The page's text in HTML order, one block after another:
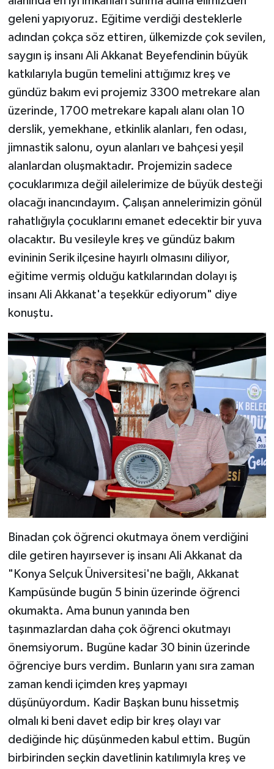
geleni yapıyoruz. Eğitime verdiği desteklerle
adından çokça söz ettiren, ülkemizde çok sevilen,
saygın iş insanı Ali Akkanat Beyefendinin büyük
katkılarıyla bugün temelini attığımız kreş ve
gündüz bakım evi projemiz 3300 metrekare alan
üzerinde, 1700 metrekare kapalı alanı olan 10
derslik, yemekhane, etkinlik alanları, fen odası,
jimnastik salonu, oyun alanları ve bahçesi yeşil
alanlardan oluşmaktadır. Projemizin sadece
çocuklarımıza değil ailelerimize de büyük desteği
olacağı inancındayım. Çalışan annelerimizin gönül
rahatlığıyla çocuklarını emanet edecektir bir yuva
olacaktır. Bu vesileyle kreş ve gündüz bakım
evininin Serik ilçesine hayırlı olmasını diliyor,
eğitime vermiş olduğu katkılarından dolayı iş
insanı Ali Akkanat'a teşekkür ediyorum" diye
konuştu.
Binadan çok öğrenci okutmaya önem verdiğini
dile getiren hayırsever iş insanı Ali Akkanat da
"Konya Selçuk Üniversitesi'ne bağlı, Akkanat
Kampüsünde bugün 5 binin üzerinde öğrenci
okumakta. Ama bunun yanında ben
taşınmazlardan daha çok öğrenci okutmayı
önemsiyorum. Bugüne kadar 30 binin üzerinde
öğrenciye burs verdim. Bunların yanı sıra zaman
zaman kendi içimden kreş yapmayı
düşünüyordum. Kadir Başkan bunu hissetmiş
olmalı ki beni davet edip bir kreş olayı var
dediğinde hiç düşünmeden kabul ettim. Bugün
birbirinden seçkin davetlinin katılımıyla kreş ve